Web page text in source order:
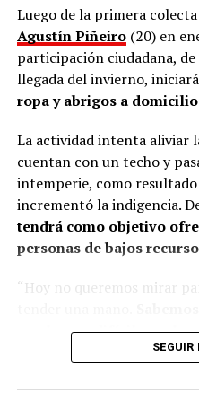
los tamborileros
costumbres tradicionales
veces no entendemos la
En esa línea, en 2014,
personaje de la mitología
largo y envuelto en su
una gran polémica en el
Cocomarola, de
chamamecero.
“Las políticas culturales
el coreógrafo posadeño al
Estado el que garantizó las
“Nunca vino una empresa
poner una compañía para
Estado estuvo para
Luego de la primera
Agustín Piñeiro(20) en
participación ciudadana,
llegada del invierno,
ropa y abrigos a domicilio
La actividad intenta aliviar
cuentan con un techo y
intemperie, como
incrementó la indigencia.
tendrá como objetivo
personas de bajos
“Hoy no queremos mirar
muchos es difícil, que
vacías y corazones que
sincero: las ganas de estar
SEGUIR